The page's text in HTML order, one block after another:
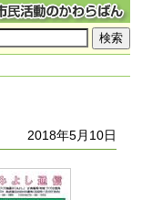
2018年5月10日